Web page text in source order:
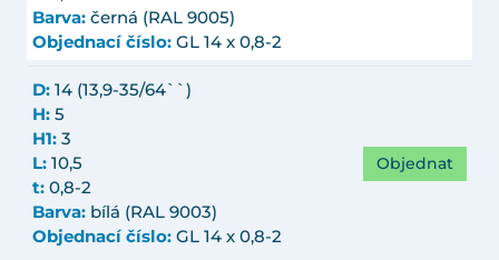
Barva: černá (RAL 9005)
Objednací číslo: GL 14 x 0,8-2
D: 14 (13,9-35/64``)
H: 5
H1: 3
L: 10,5
t: 0,8-2
Barva: bílá (RAL 9003)
Objednací číslo: GL 14 x 0,8-2
Objednat